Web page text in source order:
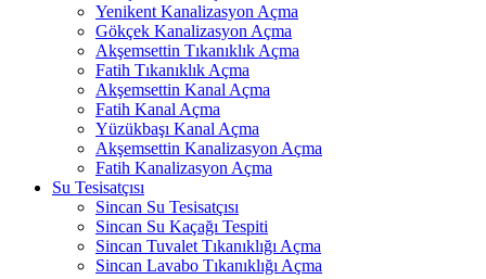
Yenikent Kanalizasyon Açma
Gökçek Kanalizasyon Açma
Akşemsettin Tıkanıklık Açma
Fatih Tıkanıklık Açma
Akşemsettin Kanal Açma
Fatih Kanal Açma
Yüzükbaşı Kanal Açma
Akşemsettin Kanalizasyon Açma
Fatih Kanalizasyon Açma
Su Tesisatçısı
Sincan Su Tesisatçısı
Sincan Su Kaçağı Tespiti
Sincan Tuvalet Tıkanıklığı Açma
Sincan Lavabo Tıkanıklığı Açma